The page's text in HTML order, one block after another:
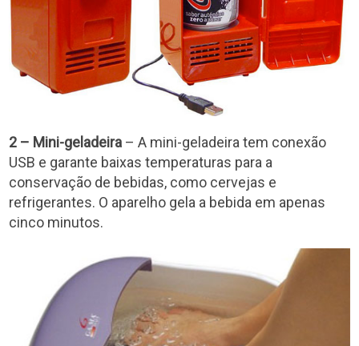
2 – Mini-geladeira – A mini-geladeira tem conexão
USB e garante baixas temperaturas para a
conservação de bebidas, como cervejas e
refrigerantes. O aparelho gela a bebida em apenas
cinco minutos.